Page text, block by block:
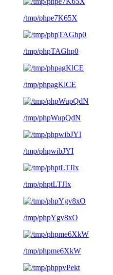
/tmp/phpe7K65X
/tmp/phpTAGhp0
/tmp/phpagKlCE
/tmp/phpWupQdN
/tmp/phpwibJYI
/tmp/phptLTJIx
/tmp/phpYgv8xO
/tmp/phpme6XkW